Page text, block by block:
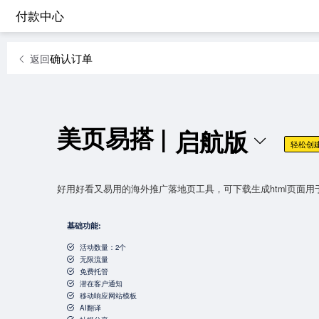
付款中心
返回确认订单
美页易搭| 启航版 轻松创
好用好看又易用的海外推广落地页工具，可下载生成html页面用
基础功能:
活动数量：2个
无限流量
免费托管
潜在客户通知
移动响应网站模板
AI翻译